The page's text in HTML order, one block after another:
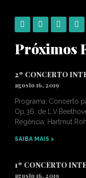
Próximos
2º CONCERTO
agosto 16, 2019
Programa: Concerto
Op.36, de
Regência: Hartmut
SAIBA MAIS >
1º CONCERTO
agosto 16, 2019